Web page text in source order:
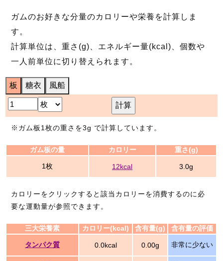
ガムのお好きな分量のカロリーや栄養を計算しま
す。
計算単位は、重さ(g)、エネルギー量(kcal)、個数や
一人前単位に切り替えられます。
板 糖衣 風船
計算
※ガム板1枚の重さを3g で計算しています。
ガム板の量 カロリー 重さ(g)
1枚 12kcal 3.0g
カロリーをクリックすると該当カロリーを消費するのに必
要な運動量が参照できます。
三大栄養素 カロリー(kcal) 含有量(g) 含有量の評価
タンパク質 0.0kcal 0.00g 非常に少ない